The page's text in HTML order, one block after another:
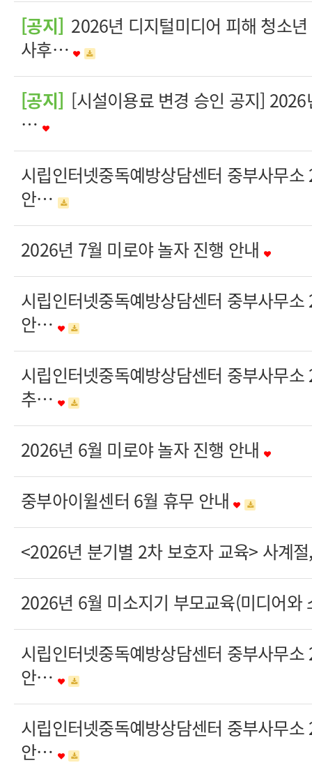
[공지] 2026년 디지털미디어 피해 청소
사후…
[공지] [시설이용료 변경 승인 공지]
…
시립인터넷중독예방상담센터 중부사무
안…
2026년 7월 미로야 놀자 진행 안내
시립인터넷중독예방상담센터 중부사무
안…
시립인터넷중독예방상담센터 중부사무
추…
2026년 6월 미로야 놀자 진행 안내
중부아이윌센터 6월 휴무 안내
<2026년 분기별 2차 보호자 교육> 사계
2026년 6월 미소지기 부모교육(미디어
시립인터넷중독예방상담센터 중부사무
안…
시립인터넷중독예방상담센터 중부사무
안…